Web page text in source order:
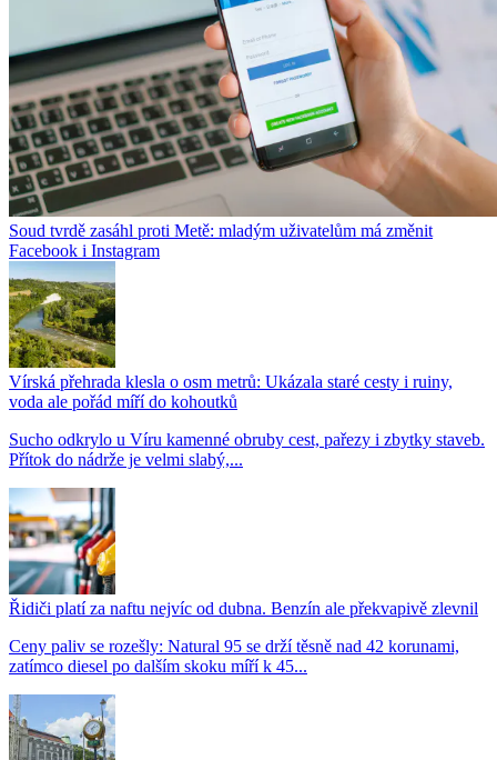
Soud tvrdě zasáhl proti Metě: mladým uživatelům má změnit
Facebook i Instagram
Vírská přehrada klesla o osm metrů: Ukázala staré cesty i ruiny,
voda ale pořád míří do kohoutků
Sucho odkrylo u Víru kamenné obruby cest, pařezy i zbytky staveb.
Přítok do nádrže je velmi slabý,...
Řidiči platí za naftu nejvíc od dubna. Benzín ale překvapivě zlevnil
Ceny paliv se rozešly: Natural 95 se drží těsně nad 42 korunami,
zatímco diesel po dalším skoku míří k 45...